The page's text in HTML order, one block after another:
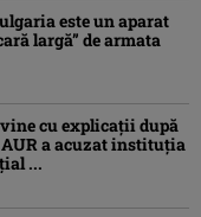
este un aparat
largă” de armata
cu explicații după
a acuzat instituția
...